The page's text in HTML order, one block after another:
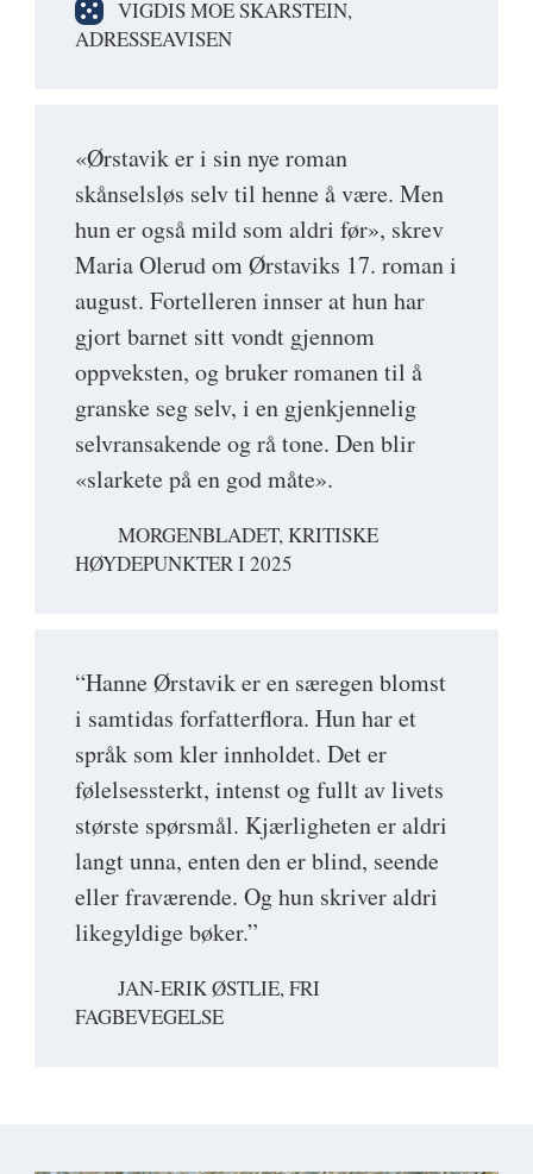
VIGDIS MOE SKARSTEIN,
ADRESSEAVISEN
«Ørstavik er i sin nye roman
skånselsløs selv til henne å være. Men
hun er også mild som aldri før», skrev
Maria Olerud om Ørstaviks 17. roman i
august. Fortelleren innser at hun har
gjort barnet sitt vondt gjennom
oppveksten, og bruker romanen til å
granske seg selv, i en gjenkjennelig
selvransakende og rå tone. Den blir
«slarkete på en god måte».
MORGENBLADET, KRITISKE
HØYDEPUNKTER I 2025
“Hanne Ørstavik er en særegen blomst
i samtidas forfatterflora. Hun har et
språk som kler innholdet. Det er
følelsessterkt, intenst og fullt av livets
største spørsmål. Kjærligheten er aldri
langt unna, enten den er blind, seende
eller fraværende. Og hun skriver aldri
likegyldige bøker.”
JAN-ERIK ØSTLIE, FRI
FAGBEVEGELSE